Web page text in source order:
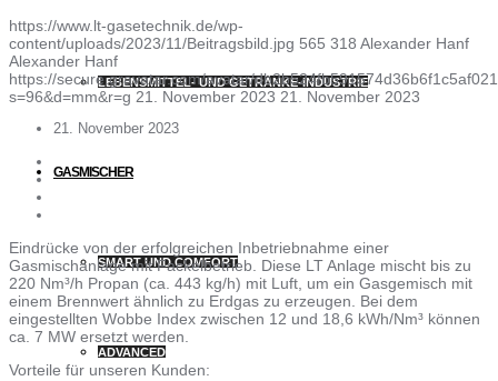
LEBENSMITTEL- UND GETRÄNKE-INDUSTRIE
GASMISCHER
SMART UND COMFORT
ADVANCED
https://www.lt-gasetechnik.de/wp-
content/uploads/2023/11/Beitragsbild.jpg 565 318 Alexander Hanf
Alexander Hanf
https://secure.gravatar.com/avatar/
s=96&d=mm&r=g 21. November 2023 21. November 2023
21. November 2023
Eindrücke von der erfolgreichen Inbetriebnahme einer
Gasmischanlage mit Fackelbetrieb. Diese LT Anlage mischt bis zu
220 Nm³/h Propan (ca. 443 kg/h) mit Luft, um ein Gasgemisch mit
einem Brennwert ähnlich zu Erdgas zu erzeugen. Bei dem
eingestellten Wobbe Index zwischen 12 und 18,6 kWh/Nm³ können
ca. 7 MW ersetzt werden.
Vorteile für unseren Kunden: